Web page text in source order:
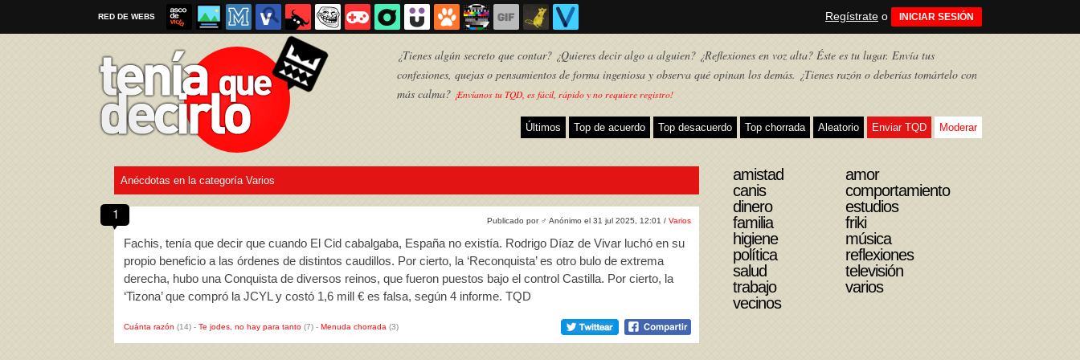
RED DE WEBS Regístrate o INICIAR SESIÓN
¿Tienes algún secreto que contar? ¿Quieres decir algo a alguien? ¿Reflexiones en voz alta? Éste es tu lugar. Envía tus
confesiones, quejas o pensamientos de forma ingeniosa y observa qué opinan los demás. ¿Tienes razón o deberías tomártelo con
más calma? ¡Envíanos tu TQD, es fácil, rápido y no requiere registro!
Últimos Top de acuerdo Top desacuerdo Top chorrada Aleatorio Enviar TQD Moderar
Por favor, respeta las
TQD
Anécdotas en la categoría Varios
1 Publicado por ♂ Anónimo el 31 jul 2025, 12:01 / Varios
Fachis, tenía que decir que cuando El Cid cabalgaba, España no existía. Rodrigo Díaz de Vivar luchó en su
propio beneficio a las órdenes de distintos caudillos. Por cierto, la ‘Reconquista’ es otro bulo de extrema
derecha, hubo una Conquista de diversos reinos, que fueron puestos bajo el control Castilla. Por cierto, la
‘Tizona’ que compró la JCYL y costó 1,6 mill € es falsa, según 4 informe. TQD
Cuánta razón (14) - Te jodes, no hay para tanto (7) - Menuda chorrada (3)
amistad
amor
canis
comportamiento
dinero
estudios
familia
friki
higiene
música
política
reflexiones
salud
televisión
trabajo
varios
vecinos